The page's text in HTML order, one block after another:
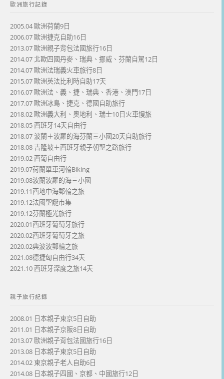
歐洲旅行記錄
2005.04 歐洲荷蘭9日
2006.07 歐洲捷克自助16日
2013.07 歐洲親子背包法國旅行16日
2014.07 北歐四國丹麥、瑞典、挪威、芬蘭自駕12日
2014.07 歐洲法瑞義火車旅行8日
2015.07 歐洲英法比利時自助17天
2016.07 歐洲法、義、捷、瑞典、香港、澳門17日
2017.07 歐洲冰島、捷克、德國自助旅行
2018.02 歐洲義大利、奧地利、瑞士10日火車慢旅
2018.05 西班牙14天自由行
2018.07 波蘭＋波羅的海芬蘭三小國20天自助旅行
2018.08 吉隆坡＋西班牙親子朝聖之路旅行
2019.02 西葡自由行
2019.07荷蘭單車河輪Biking
2019.08波蘭波羅的海三小國
2019.11西地中海郵輪之旅
2019.12法國聖誕市集
2019.12芬蘭極光旅行
2020.01西班牙葡萄牙旅行
2020.02西班牙葡萄牙之旅
2020.02典波波郵輪之旅
2021.08德捷匈自由行34天
2021.10 西班牙深度之旅14天
親子旅行記錄
2008.01 日本親子東京5日自助
2011.01 日本親子京阪8日自助
2013.07 歐洲親子背包法國旅行16日
2013.08 日本親子東京5日自助
2014.02 東京親子老人自助6日
2014.08 日本親子四國、京都、中國旅行12日